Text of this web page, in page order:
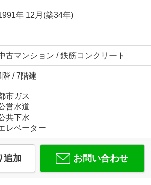
年 12月(築34年)
古マンション / 鉄筋コンクリート
階 / 7階建
市ガス
営水道
共下水
レベーター
追加 お問い合わせ